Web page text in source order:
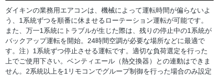
ダイキンの業務用エアコンは、機械によって運転時間が偏らないよ
う、1系統ずつを順番に休ませるローテーション運転が可能です。
また、万一1系統にトラブルが生じた際は、残りの停止中の1系統が
バックアップ運転を開始。24時間空調が必要な場所などに最適で
す。注）1系統ずつ停止させる運転です。適切な負荷選定を行った
上でご使用下さい。ベンティエール（熱交換器）との連動はできま
せん。2系統以上を1リモコンでグループ制御を行った場合のみ設定